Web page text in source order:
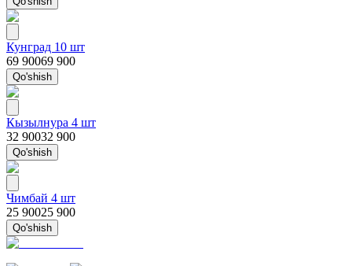
Кунград 10 шт
69 90069 900
Qo'shish
Кызылнура 4 шт
32 90032 900
Qo'shish
Чимбай 4 шт
25 90025 900
Qo'shish